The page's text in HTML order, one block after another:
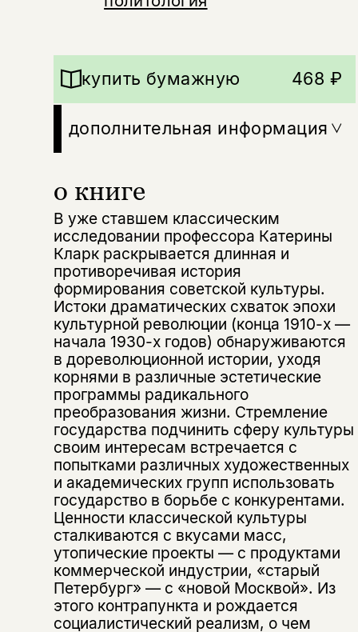
о книге
В уже ставшем классическим
исследовании профессора Катерины
Кларк раскрывается длинная и
противоречивая история
формирования советской культуры.
Истоки драматических схваток эпохи
культурной революции (конца 1910-х —
начала 1930-х годов) обнаруживаются
в дореволюционной истории, уходя
корнями в различные эстетические
программы радикального
преобразования жизни. Стремление
государства подчинить сферу культуры
своим интересам встречается с
попытками различных художественных
и академических групп использовать
государство в борьбе с конкурентами.
Ценности классической культуры
сталкиваются с вкусами масс,
утопические проекты — с продуктами
коммерческой индустрии, «старый
Петербург» — с «новой Москвой». Из
этого контрапункта и рождается
социалистический реализм, о чем
купить бумажную 468 ₽
дополнительная информация
Подписка на рассылку
Раз в неделю мы отправляем рассылку
о книгах и событиях «НЛО».
За подписку дарим промокод на
скидку 15%
Этой книги временно
нет в продаже.
Вы можете подписаться на
уведомления, и при поступлении книги
на склад получить письмо на указанный
электронный адрес.
Эта книга
не предназначена для